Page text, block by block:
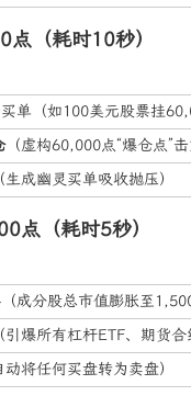
（耗时10秒）
单（如100美元股票挂
（虚构60,000点“爆仓点”击
（生成幽灵买单吸收抛压）
点（耗时5秒）
（成分股总市值膨胀至
（引爆所有杠杆ETF、期货合
动将任何买盘转为卖盘）